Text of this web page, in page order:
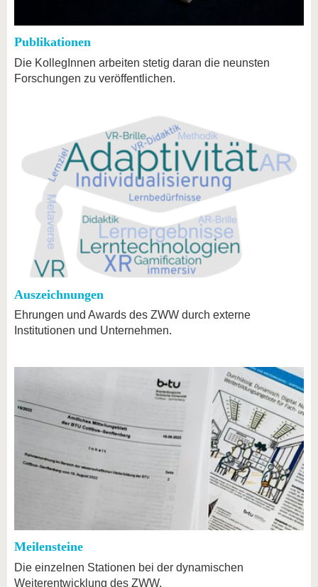
Publikationen
Die KollegInnen arbeiten stetig daran die neunsten
Forschungen zu veröffentlichen.
Auszeichnungen
Ehrungen und Awards des ZWW durch externe
Institutionen und Unternehmen.
Meilensteine
Die einzelnen Stationen bei der dynamischen
Weiterentwicklung des ZWW.